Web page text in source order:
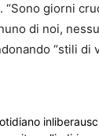
“Sono giorni
di noi,
“stili